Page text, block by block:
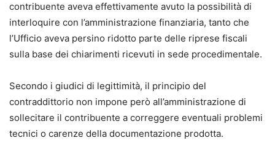
contribuente aveva effettivamente avuto la possibilità di
interloquire con l’amministrazione finanziaria, tanto che
l’Ufficio aveva persino ridotto parte delle riprese fiscali
sulla base dei chiarimenti ricevuti in sede procedimentale.
Secondo i giudici di legittimità, il principio del
contraddittorio non impone però all’amministrazione di
sollecitare il contribuente a correggere eventuali problemi
tecnici o carenze della documentazione prodotta.